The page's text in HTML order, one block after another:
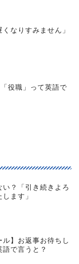
なりすみません」
役職」って英語で
い？「引き続きよろ
ます」
ル】お返事お待ちし
語で言うと？